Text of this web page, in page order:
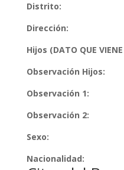
Distrito:
Dirección:
Hijos (DATO QUE
Observación Hijos:
Observación 1:
Observación 2:
Sexo:
Nacionalidad: